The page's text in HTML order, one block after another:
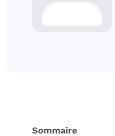
Sommaire